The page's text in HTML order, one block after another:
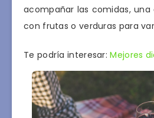
acompañar las comidas,
con frutas o verduras para
Te podría interesar:Mejores